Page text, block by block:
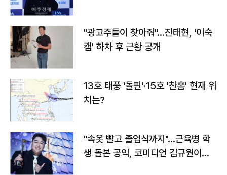
"광고주들이 찾아줘"…진태현, '이숙
캠' 하차 후 근황 공개
13호 태풍 '돌핀'·15호 '찬홈' 현재 위
치는?
"속옷 빨고 졸업식까지"…근육병 학
생 돌본 공익, 코미디언 김규원이었